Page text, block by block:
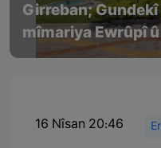
Girreban;
mîmariya Ewrûpî
16 Nîsan 20:46